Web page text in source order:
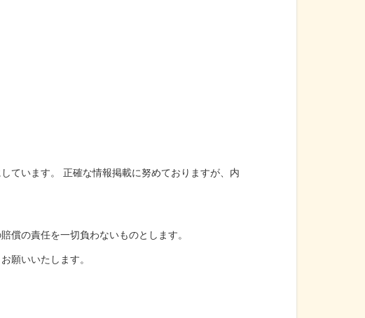
ています。 正確な情報掲載に努めておりますが、内
償の責任を一切負わないものとします。
願いいたします。